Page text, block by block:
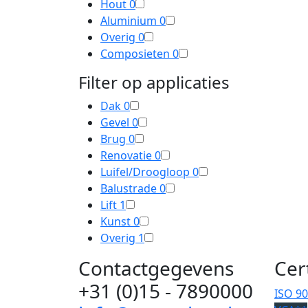
Hout0
Aluminium 0
Overig 0
Composieten 0
Filter op applicaties
Dak0
Gevel 0
Brug 0
Renovatie0
Luifel/Droogloop 0
Balustrade0
Lift 1
Kunst0
Overig 1
Contactgegevens
+31 (0)15 - 7890000
ISO